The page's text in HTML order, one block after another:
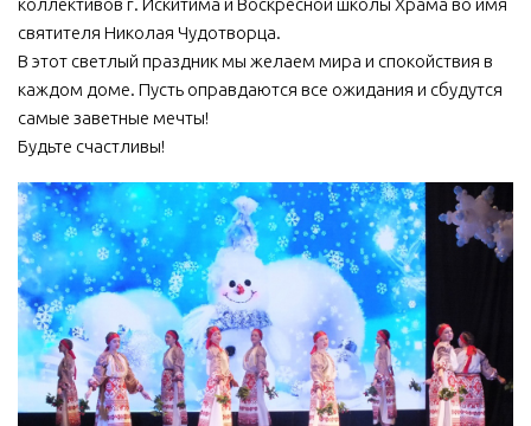
МБУ Дом культуры «Октябрь»
МБОУ ДО «Детская школа искусств»
МБУК «Искитимский городской историко-художественный
МБУ Парк культуры и отдыха им. И.В. Коротеева
МБУК «Централизованная библиотечная система»
ДК «Россия»
Афиша
Независимая оценка качества
Контакты
святителя Николая Чудотворца.
В этот светлый праздник мы желаем мира и спокойствия в
каждом доме. Пусть оправдаются все ожидания и сбудутся
самые заветные мечты!
Будьте счастливы!